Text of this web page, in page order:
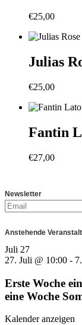
€25,00
Julias
€25,00
Fantin
€27,00
Newsletter
Anstehende
Juli 27
27. Juli @ 10:00 -
Erste Woche
eine Woche
Kalender anzeigen